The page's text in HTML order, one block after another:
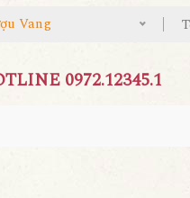
Vang
0972.12345.1